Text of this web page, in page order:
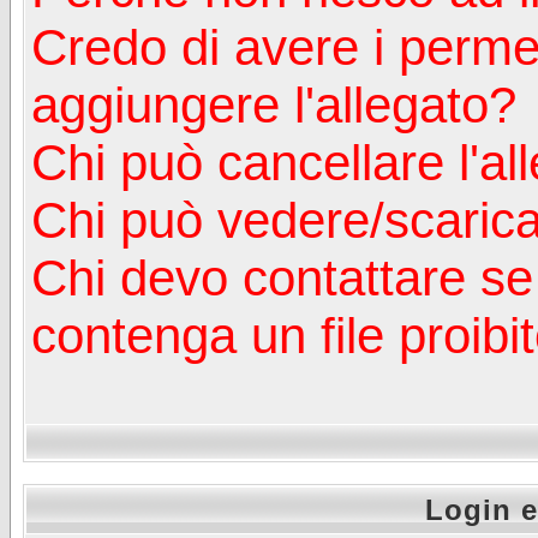
Credo di avere i
aggiungere l'allegato?
Chi può cancellare
Chi può vedere/
Chi devo contattare
contenga un file
Login